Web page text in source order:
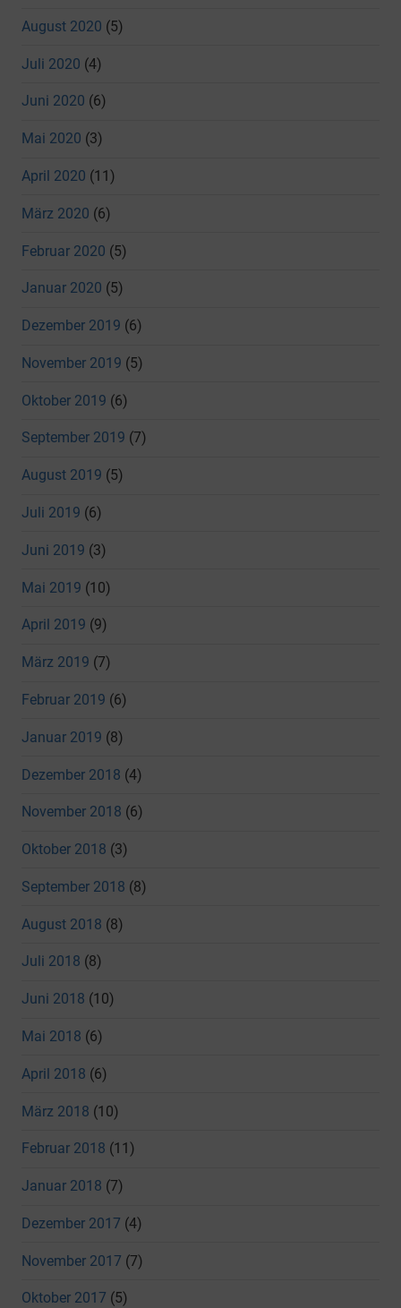
August 2020 (5)
Juli 2020 (4)
Juni 2020 (6)
Mai 2020 (3)
April 2020 (11)
März 2020 (6)
Februar 2020 (5)
Januar 2020 (5)
Dezember 2019 (6)
November 2019 (5)
Oktober 2019 (6)
September 2019 (7)
August 2019 (5)
Juli 2019 (6)
Juni 2019 (3)
Mai 2019 (10)
April 2019 (9)
März 2019 (7)
Februar 2019 (6)
Januar 2019 (8)
Dezember 2018 (4)
November 2018 (6)
Oktober 2018 (3)
September 2018 (8)
August 2018 (8)
Juli 2018 (8)
Juni 2018 (10)
Mai 2018 (6)
April 2018 (6)
März 2018 (10)
Februar 2018 (11)
Januar 2018 (7)
Dezember 2017 (4)
November 2017 (7)
Oktober 2017 (5)